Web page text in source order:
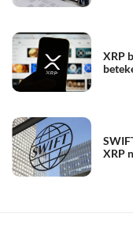
XRP
XRP